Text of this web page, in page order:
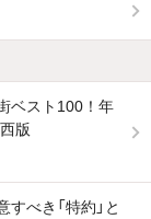
ベスト100！年
版
べき「特約」と